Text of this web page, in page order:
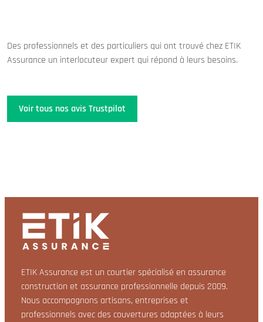
Des professionnels et des particuliers qui ont trouvé chez ETIK
Assurance un interlocuteur expert qui répond à leurs besoins.
Voir tous nos avis Trustpilot
ETIK Assurance est un courtier spécialisé en assurance
construction et assurance professionnelle depuis 2009.
Nous accompagnons artisans, entreprises et
professionnels avec des couvertures adaptées à leurs